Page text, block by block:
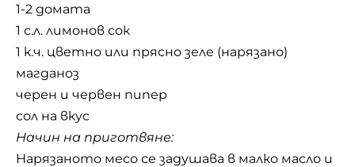
1-2 домата
1 с.л. лимонов сок
1 к.ч. цветно или прясно зеле (нарязано)
магданоз
черен и червен пипер
сол на вкус
Начин на приготвяне:
Нарязаното месо се задушава в малко масло и